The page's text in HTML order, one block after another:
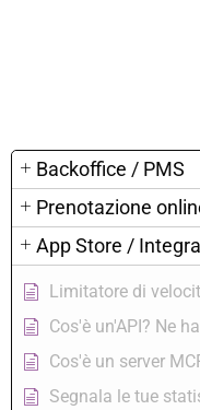
Backoffice / PMS
Prenotazione
App Store /
Limitatore di
Cos'è un'API? Ne
Cos'è un server
Segnala le tue